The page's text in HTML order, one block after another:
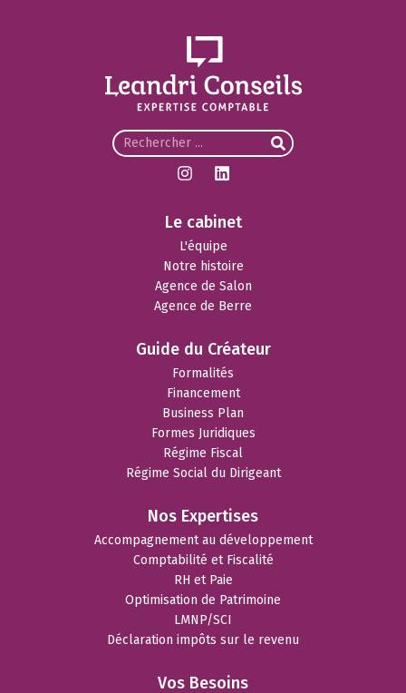
Le cabinet
L'équipe
Notre histoire
Agence de Salon
Agence de Berre
Guide du Créateur
Formalités
Financement
Business Plan
Formes Juridiques
Régime Fiscal
Régime Social du Dirigeant
Nos Expertises
Accompagnement au développement
Comptabilité et Fiscalité
RH et Paie
Optimisation de Patrimoine
LMNP/SCI
Déclaration impôts sur le revenu
Vos Besoins